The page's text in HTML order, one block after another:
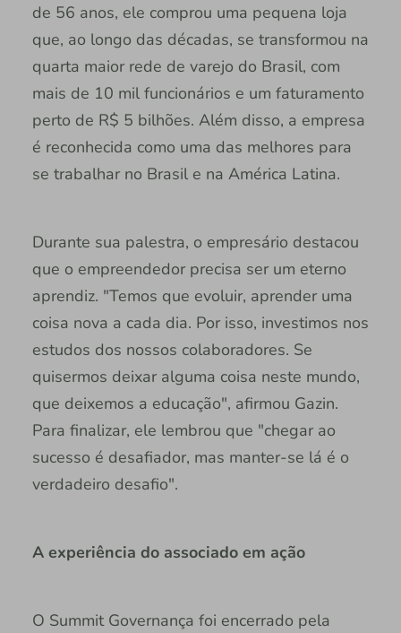
de 56 anos, ele comprou uma pequena loja
que, ao longo das décadas, se transformou na
quarta maior rede de varejo do Brasil, com
mais de 10 mil funcionários e um faturamento
perto de R$ 5 bilhões. Além disso, a empresa
é reconhecida como uma das melhores para
se trabalhar no Brasil e na América Latina.
Durante sua palestra, o empresário destacou
que o empreendedor precisa ser um eterno
aprendiz. "Temos que evoluir, aprender uma
coisa nova a cada dia. Por isso, investimos nos
estudos dos nossos colaboradores. Se
quisermos deixar alguma coisa neste mundo,
que deixemos a educação", afirmou Gazin.
Para finalizar, ele lembrou que "chegar ao
sucesso é desafiador, mas manter-se lá é o
verdadeiro desafio".
A experiência do associado em ação
O Summit Governança foi encerrado pela